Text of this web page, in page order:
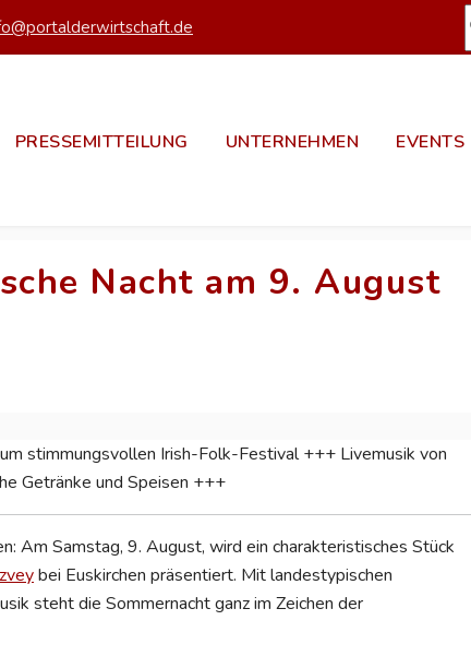
PRESSEMITTEILUNG UNTERNEHMEN EVENTS
Nacht am 9. August
stimmungsvollen Irish-Folk-Festival +++ Livemusik von
Getränke und Speisen +++
Am Samstag, 9. August, wird ein charakteristisches Stück
bei Euskirchen präsentiert. Mit landestypischen
steht die Sommernacht ganz im Zeichen der